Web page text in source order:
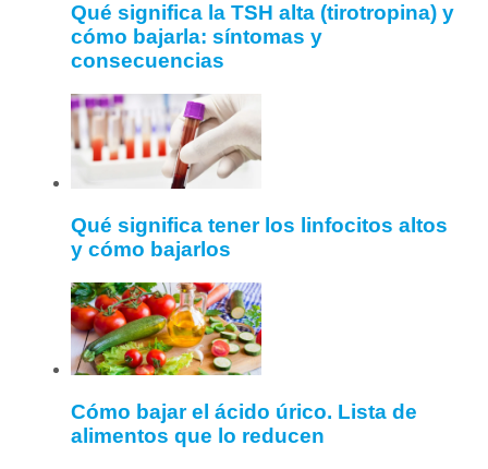
Qué significa la TSH alta (tirotropina) y
cómo bajarla: síntomas y
consecuencias
Qué significa tener los linfocitos altos
y cómo bajarlos
Cómo bajar el ácido úrico. Lista de
alimentos que lo reducen